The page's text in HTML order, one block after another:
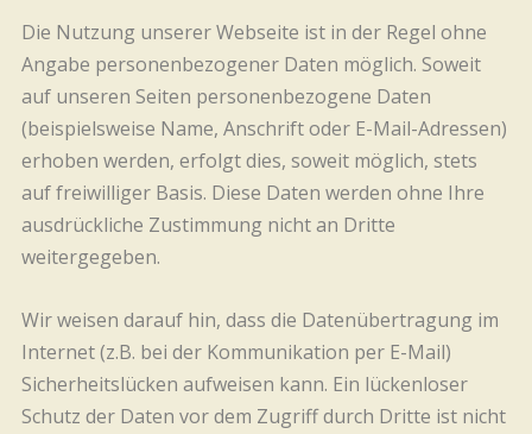
Die Nutzung unserer Webseite ist in der Regel ohne
Angabe personenbezogener Daten möglich. Soweit
auf unseren Seiten personenbezogene Daten
(beispielsweise Name, Anschrift oder E-Mail-Adressen)
erhoben werden, erfolgt dies, soweit möglich, stets
auf freiwilliger Basis. Diese Daten werden ohne Ihre
ausdrückliche Zustimmung nicht an Dritte
weitergegeben.
Wir weisen darauf hin, dass die Datenübertragung im
Internet (z.B. bei der Kommunikation per E-Mail)
Sicherheitslücken aufweisen kann. Ein lückenloser
Schutz der Daten vor dem Zugriff durch Dritte ist nicht